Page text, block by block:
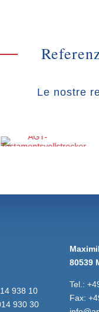
Le nostre
938 10
930 30
80539
Tel.:
Fax: